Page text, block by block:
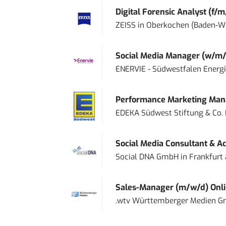
Digital Forensic Analyst (f/
ZEISS in Oberkochen (Baden-
Social Media Manager (w/
ENERVIE - Südwestfalen
Performance Marketing
EDEKA Südwest Stiftung & Co.
Social Media Consultant &
Social DNA GmbHin Frankfurt
Sales-Manager (m/w/d)
.wtv Württemberger Medien